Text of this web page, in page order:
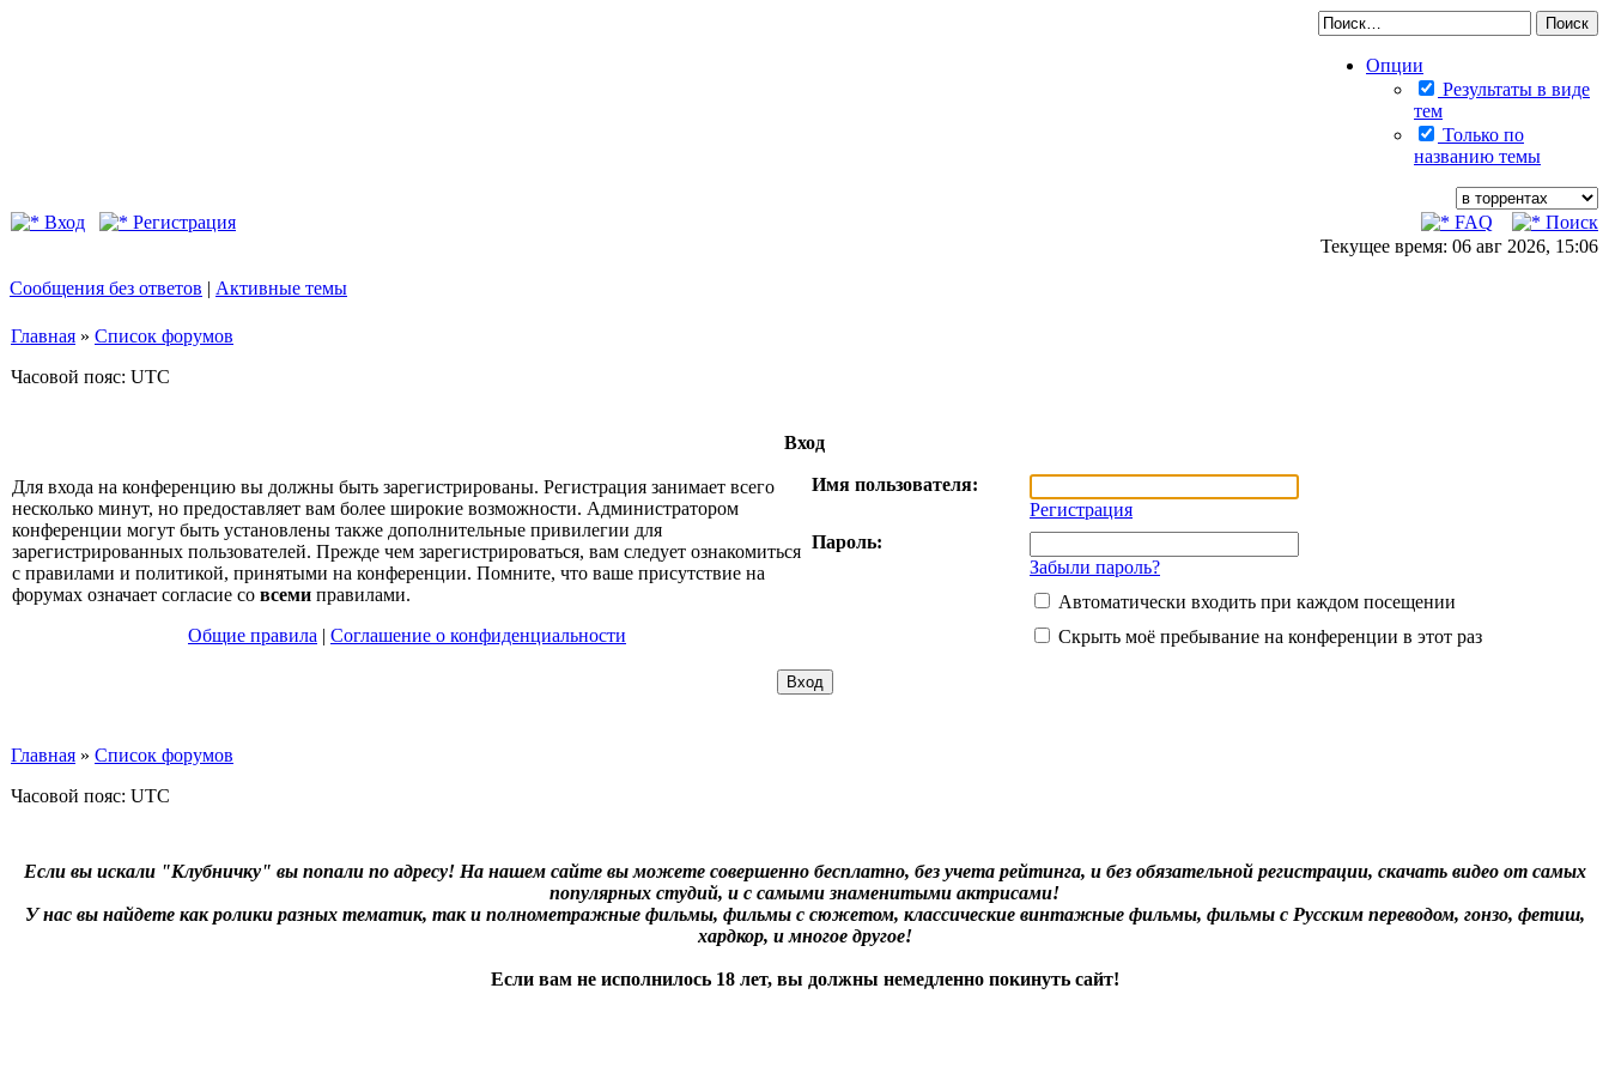
Опции
Результаты в виде
тем
Только по
названию темы
Вход Регистрация FAQ
Поиск
Текущее время: 06 авг 2026, 15:06
Сообщения без ответов | Активные темы
Главная » Список форумов
Часовой пояс: UTC
Вход
Для входа на конференцию вы должны быть зарегистрированы. Регистрация занимает всего
несколько минут, но предоставляет вам более широкие возможности. Администратором
конференции могут быть установлены также дополнительные привилегии для
зарегистрированных пользователей. Прежде чем зарегистрироваться, вам следует ознакомиться
с правилами и политикой, принятыми на конференции. Помните, что ваше присутствие на
форумах означает согласие со всеми правилами.
Общие правила | Соглашение о конфиденциальности
Имя пользователя:
Регистрация
Пароль:
Забыли пароль?
Автоматически входить при каждом посещении
Скрыть моё пребывание на конференции в этот раз
Главная » Список форумов
Часовой пояс: UTC
Если вы искали "Клубничку" вы попали по адресу! На нашем сайте вы можете совершенно бесплатно, без учета рейтинга, и без обязательной регистрации, скачать видео от самых
популярных студий, и с самыми знаменитыми актрисами!
У нас вы найдете как ролики разных тематик, так и полнометражные фильмы, фильмы с сюжетом, классические винтажные фильмы, фильмы с Русским переводом, гонзо, фетиш,
хардкор, и многое другое!
Если вам не исполнилось 18 лет, вы должны немедленно покинуть сайт!